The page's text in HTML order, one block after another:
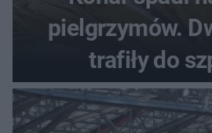
pielgrzymów.
trafiły do